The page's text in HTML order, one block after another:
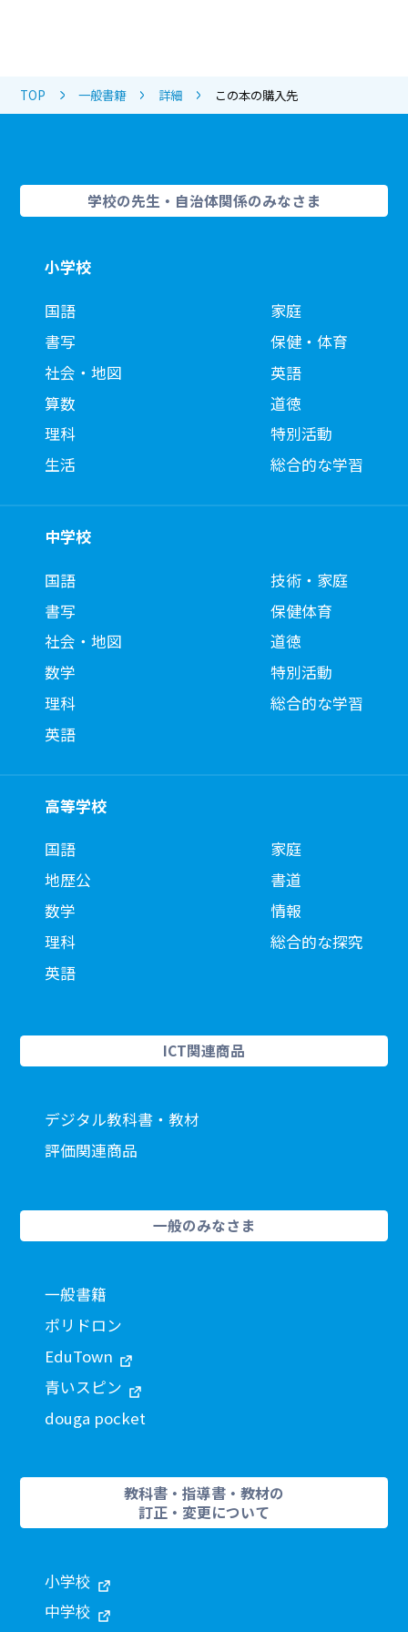
TOP 一般書籍 詳細 この本の購入先
学校の先生・自治体関係のみなさま
小学校
国語
書写
社会・地図
算数
理科
生活
家庭
保健・体育
英語
道徳
特別活動
総合的な学習
中学校
国語
書写
社会・地図
数学
理科
英語
技術・家庭
保健体育
道徳
特別活動
総合的な学習
高等学校
国語
地歴公
数学
理科
英語
家庭
書道
情報
総合的な探究
ICT関連商品
デジタル教科書・教材
評価関連商品
一般のみなさま
一般書籍
ポリドロン
EduTown
青いスピン
douga pocket
教科書・指導書・教材の
訂正・変更について
小学校
中学校